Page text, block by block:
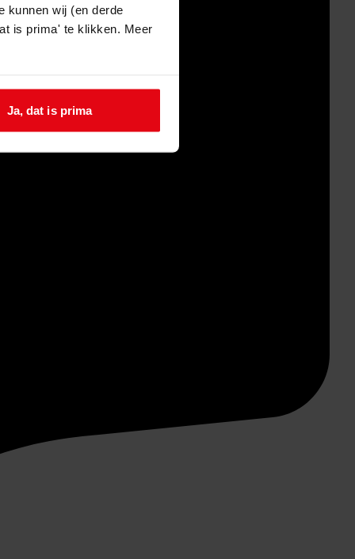
kunnen wij (en derde
is prima' te klikken. Meer
Ja, dat is prima